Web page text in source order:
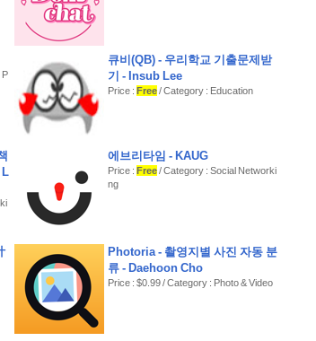
P
큐비(QB) - 우리학교 기출문제받
기 - Insub Lee
Price : Free/ Category : Education
L
에브리타임 - KAUG
Price : Free/ Category : Social Networki
ng
Photoria - 촬영지별 사진 자동 분
류 - Daehoon Cho
Price : $0.99 / Category : Photo & Video